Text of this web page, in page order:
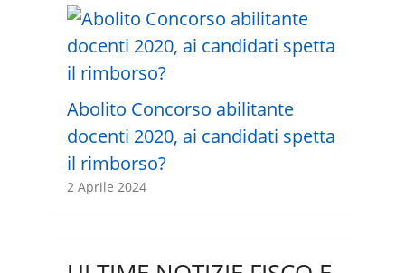
Abolito Concorso abilitante
docenti 2020, ai candidati spetta
il rimborso?
2 Aprile 2024